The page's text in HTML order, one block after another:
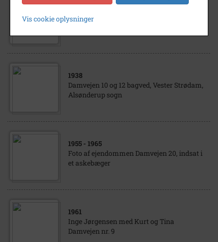
Damvejen nr. 5, set fra gården
1938
Damvejen 10 og 12 bagved, Vester Strødam,
Alsønderup sogn
1955 - 1965
Foto af ejendommen Damvejen 20, indsat i
et askebæger
1961
Inge Jørgensen med Kurt og Tina
Damvejen nr. 9
Vis cookie oplysninger